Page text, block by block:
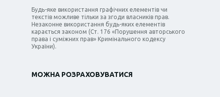
Будь-яке використання графічних елементів чи
текстів можливе тільки за згоди власників прав.
Незаконне використання будь-яких елементів
карається законом (Ст. 176 «Порушення авторського
права і суміжних прав» Кримінального кодексу
України).
МОЖНА РОЗРАХОВУВАТИСЯ